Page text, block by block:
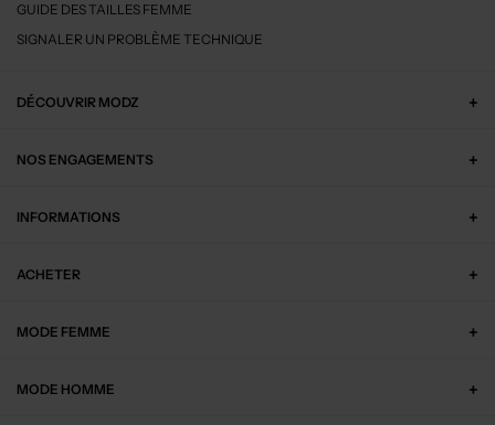
GUIDE DES TAILLES FEMME
SIGNALER UN PROBLÈME TECHNIQUE
DÉCOUVRIR MODZ
NOS ENGAGEMENTS
INFORMATIONS
ACHETER
MODE FEMME
MODE HOMME